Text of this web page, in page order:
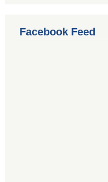
Facebook Feed